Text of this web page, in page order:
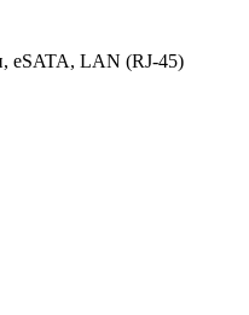
eSATA, LAN (RJ-45)